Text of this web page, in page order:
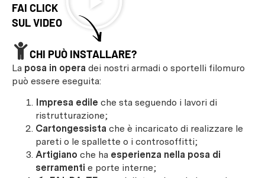
FAI CLICK
SUL VIDEO
CHI PUÒ INSTALLARE?
La posa in opera dei nostri armadi o sportelli filomuro
può essere eseguita:
Impresa edile che sta seguendo i lavori di
ristrutturazione;
Cartongessista che è incaricato di realizzare le
pareti o le spallette o i controsoffitti;
Artigiano che ha esperienza nella posa di
serramenti e porte interne;